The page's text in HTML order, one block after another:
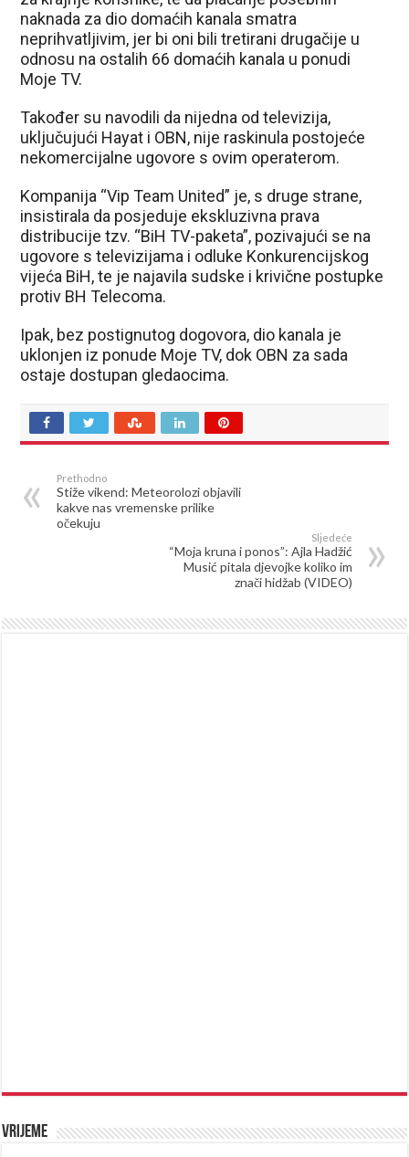
naknada za dio domaćih kanala smatra
neprihvatljivim, jer bi oni bili tretirani drugačije u
odnosu na ostalih 66 domaćih kanala u ponudi
Moje TV.
Također su navodili da nijedna od televizija,
uključujući Hayat i OBN, nije raskinula postojeće
nekomercijalne ugovore s ovim operaterom.
Kompanija “Vip Team United” je, s druge strane,
insistirala da posjeduje ekskluzivna prava
distribucije tzv. “BiH TV-paketa”, pozivajući se na
ugovore s televizijama i odluke Konkurencijskog
vijeća BiH, te je najavila sudske i krivične postupke
protiv BH Telecoma.
Ipak, bez postignutog dogovora, dio kanala je
uklonjen iz ponude Moje TV, dok OBN za sada
ostaje dostupan gledaocima.
Prethodno
Stiže vikend: Meteorolozi objavili
kakve nas vremenske prilike
očekuju
Sljedeće
“Moja kruna i ponos”: Ajla Hadžić
Musić pitala djevojke koliko im
znači hidžab (VIDEO)
Vrijeme